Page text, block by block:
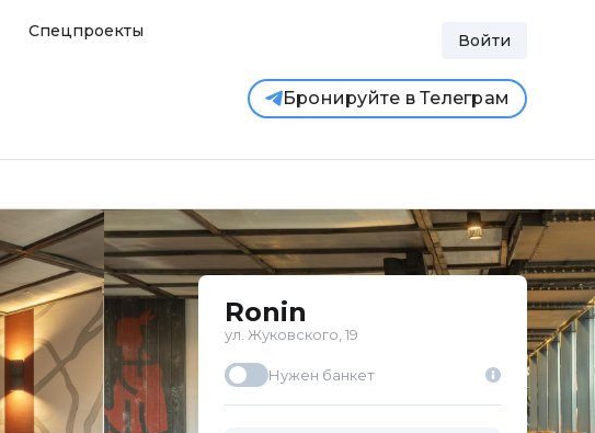
Спецпроекты Войти
Бронируйте в Телеграм
Ronin
ул. Жуковского, 19
Нужен банкет